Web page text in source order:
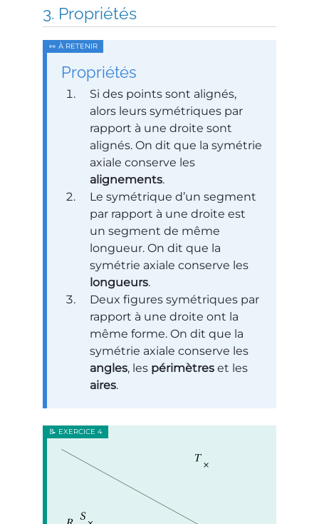
Propriétés
Propriétés
Si des points sont alignés,
alors leurs symétriques par
rapport à une droite sont
alignés. On dit que la symétrie
axiale conserve les
alignements.
Le symétrique d’un segment
par rapport à une droite est
un segment de même
longueur. On dit que la
symétrie axiale conserve les
longueurs.
Deux figures symétriques par
rapport à une droite ont la
même forme. On dit que la
symétrie axiale conserve les
angles, les périmètres et les
aires.